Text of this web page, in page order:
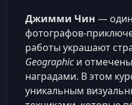
Джимми Чин —
фотографов-
работы украшают
Geographicи
наградами. В этом
уникальным